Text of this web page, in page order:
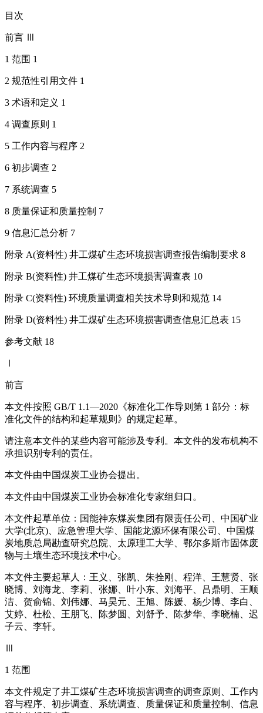
目次
前言 Ⅲ
1 范围 1
2 规范性引用文件 1
3 术语和定义 1
4 调查原则 1
5 工作内容与程序 2
6 初步调查 2
7 系统调查 5
8 质量保证和质量控制 7
9 信息汇总分析 7
附录 A(资料性) 井工煤矿生态环境损害调查报告编制要求 8
附录 B(资料性) 井工煤矿生态环境损害调查表 10
附录 C(资料性) 环境质量调查相关技术导则和规范 14
附录 D(资料性) 井工煤矿生态环境损害调查信息汇总表 15
参考文献 18
Ⅰ
前言
本文件按照 GB/T 1.1—2020《标准化工作导则第 1 部分：标
准化文件的结构和起草规则》的规定起草。
请注意本文件的某些内容可能涉及专利。本文件的发布机构不
承担识别专利的责任。
本文件由中国煤炭工业协会提出。
本文件由中国煤炭工业协会标准化专家组归口。
本文件起草单位：国能神东煤炭集团有限责任公司、中国矿业
大学(北京)、应急管理大学、国能龙源环保有限公司、中国煤
炭地质总局勘查研究总院、太原理工大学、鄂尔多斯市固体废
物与土壤生态环境技术中心。
本文件主要起草人：王义、张凯、朱拴刚、程洋、王慧贤、张
晓博、刘海龙、李莉、张娜、叶小东、刘海平、吕鼎明、王顺
洁、贺俞锦、刘伟娜、马昊元、王旭、陈媛、杨少博、李白、
艾婷、杜松、王朋飞、陈梦圆、刘舒予、陈梦华、李晓楠、迟
子云、李轩。
Ⅲ
1 范围
本文件规定了井工煤矿生态环境损害调查的调查原则、工作内
容与程序、初步调查、系统调查、质量保证和质量控制、信息